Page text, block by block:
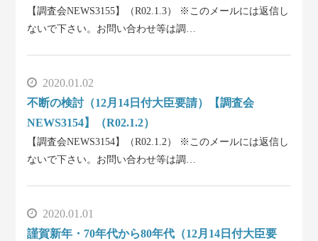
【調査会NEWS3155】（R02.1.3） ※このメールには返信し
ないで下さい。お問い合わせ等は調…
2020.01.02
不断の検討（12月14日付大臣要請）【調査会
NEWS3154】（R02.1.2）
【調査会NEWS3154】（R02.1.2） ※このメールには返信し
ないで下さい。お問い合わせ等は調…
2020.01.01
謹賀新年・70年代から80年代（12月14日付大臣要